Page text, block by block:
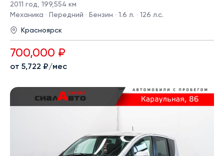
2011 год
199,554 км
Механика · Передний · Бензин · 1.6 л. · 126 л.с.
Красноярск
700,000 ₽
от 5,722 ₽/мес